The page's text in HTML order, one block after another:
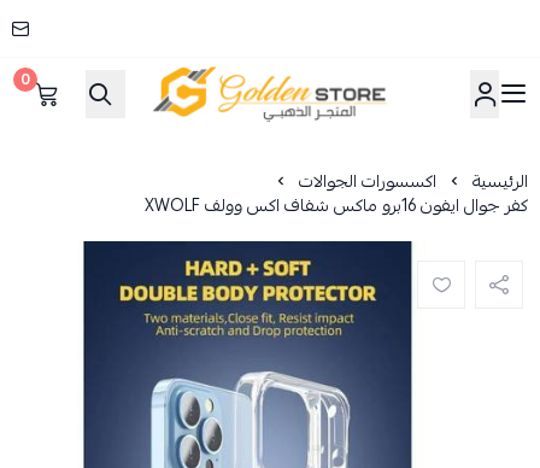
المتجر الذهبي
0
الرئيسية اكسسورات الجوالات
كفر جوال ايفون 16برو ماكس شفاف اكس وولف XWOLF